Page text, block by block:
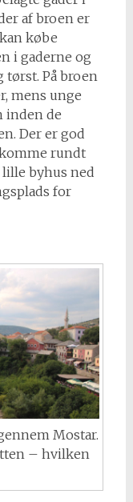
af broen er
købe
i gaderne og
tørst. På broen
mens unge
inden de
Der er god
rundt
lille byhus ned
for
Mostar.
– hvilken